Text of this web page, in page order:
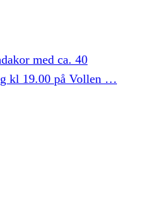
med ca. 40
kl 19.00 på Vollen …